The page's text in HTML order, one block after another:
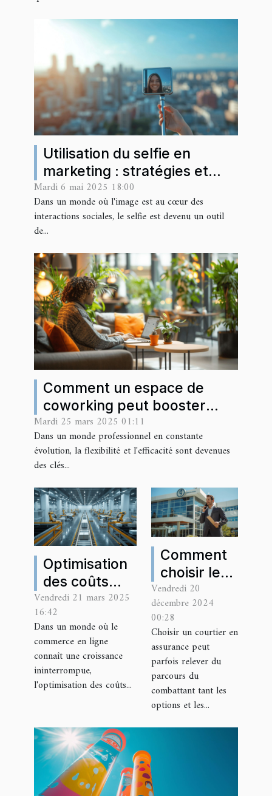
Utilisation du selfie en
marketing : stratégies et
impacts sur l'engagement
consommateur
Mardi 6 mai 2025 18:00
Dans un monde où l'image est au cœur des
interactions sociales, le selfie est devenu un outil
de...
Comment un espace de
coworking peut booster
votre productivité
Mardi 25 mars 2025 01:11
Dans un monde professionnel en constante
évolution, la flexibilité et l'efficacité sont devenues
des clés...
Optimisation
des coûts
logistiques
pour les e-
commerçants
en 2023
Vendredi 21 mars 2025
16:42
Dans un monde où le
commerce en ligne
connaît une croissance
ininterrompue,
l'optimisation des coûts...
Comment
choisir le
bon
courtier en
assurance
pour vos
besoins
Vendredi 20
décembre 2024
00:28
Choisir un courtier en
assurance peut
parfois relever du
parcours du
combattant tant les
options et les...